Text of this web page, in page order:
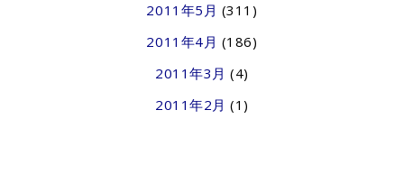
2011年5月 (311)
2011年4月 (186)
2011年3月 (4)
2011年2月 (1)